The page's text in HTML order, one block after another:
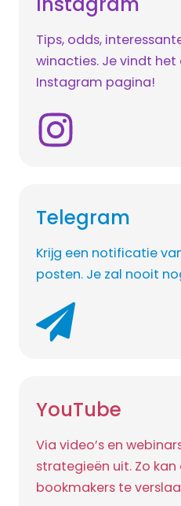
Tips, odds,
winacties. Je vindt
Instagram pagina!
Telegram
Krijg een notificatie
posten. Je zal nooit
YouTube
Via video’s en
strategieën uit. Zo kan
bookmakers te